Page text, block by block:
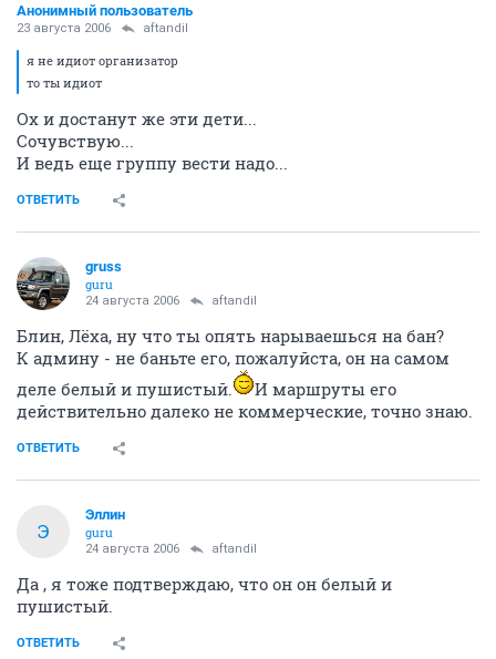
Анонимный пользователь
23 августа 2006 aftandil
я не идиот организатор
то ты идиот
Ох и достанут же эти дети...
Сочувствую...
И ведь еще группу вести надо...
ОТВЕТИТЬ
gruss
guru
24 августа 2006 aftandil
Блин, Лёха, ну что ты опять нарываешься на бан?
К админу - не баньте его, пожалуйста, он на самом
деле белый и пушистый.
И маршруты его
действительно далеко не коммерческие, точно знаю.
ОТВЕТИТЬ
Э
Эллин
guru
24 августа 2006 aftandil
Да , я тоже подтверждаю, что он он белый и
пушистый.
ОТВЕТИТЬ